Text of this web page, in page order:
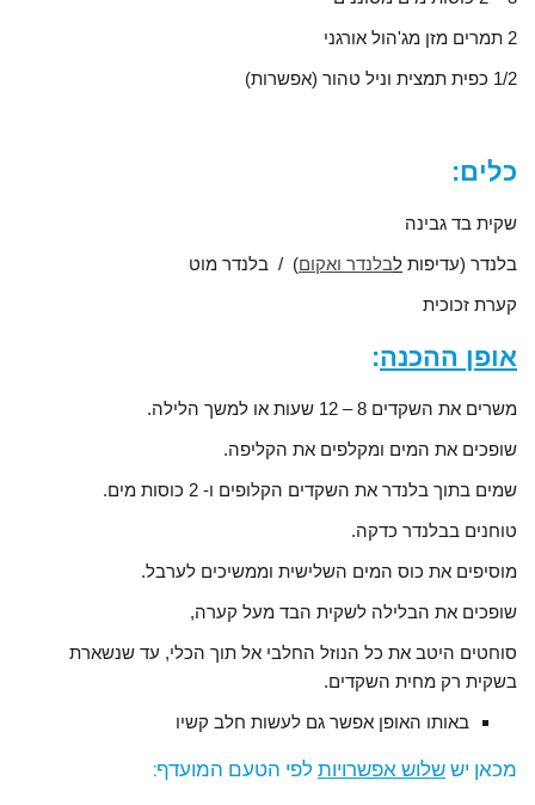
2 תמרים מזן מג'הול אורגני
1/2 כפית תמצית וניל טהור (אפשרות)
כלים:
שקית בד גבינה
בלנדר (עדיפות לבלנדר ואקום) / בלנדר מוט
קערת זכוכית
אופן ההכנה:
משרים את השקדים 8 – 12 שעות או למשך הלילה.
שופכים את המים ומקלפים את הקליפה.
שמים בתוך בלנדר את השקדים הקלופים ו- 2 כוסות מים.
טוחנים בבלנדר כדקה.
מוסיפים את כוס המים השלישית וממשיכים לערבל.
שופכים את הבלילה לשקית הבד מעל קערה,
סוחטים היטב את כל הנוזל החלבי אל תוך הכלי, עד שנשארת
בשקית רק מחית השקדים.
באותו האופן אפשר גם לעשות חלב קשיו
מכאן יש שלוש אפשרויות לפי הטעם המועדף: